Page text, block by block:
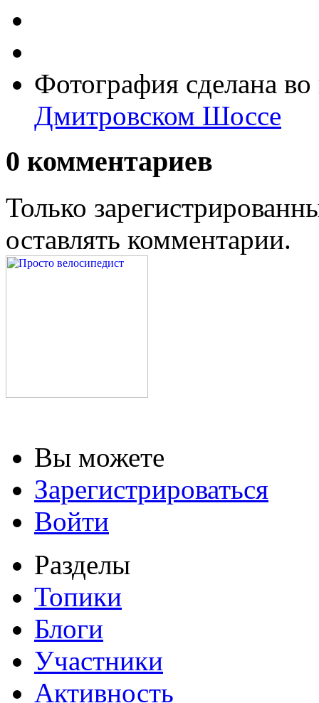
Фотография сделана
Дмитровском Шоссе
0 комментариев
Только
оставлять комментарии.
Вы можете
Зарегистрироваться
Войти
Разделы
Топики
Блоги
Участники
Активность